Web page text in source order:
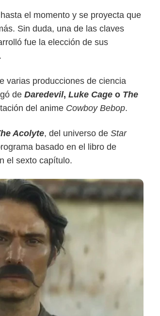
el momento y se proyecta que
Sin duda, una de las claves
fue la elección de sus
varias producciones de ciencia
de Daredevil, Luke Cage o The
del anime Cowboy Bebop.
Acolyte, del universo de Star
basado en el libro de
el sexto capítulo.